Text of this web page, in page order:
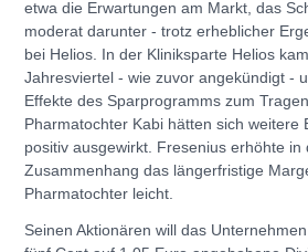
etwa die Erwartungen am Markt, das
moderat darunter - trotz erheblicher
bei Helios. In der Kliniksparte Helios
Jahresviertel - wie zuvor angekündigt -
Effekte des Sparprogramms zum
Pharmatochter Kabi hätten sich weitere
positiv ausgewirkt. Fresenius erhöhte in
Zusammenhang das längerfristige
Pharmatochter leicht.
Seinen Aktionären will das